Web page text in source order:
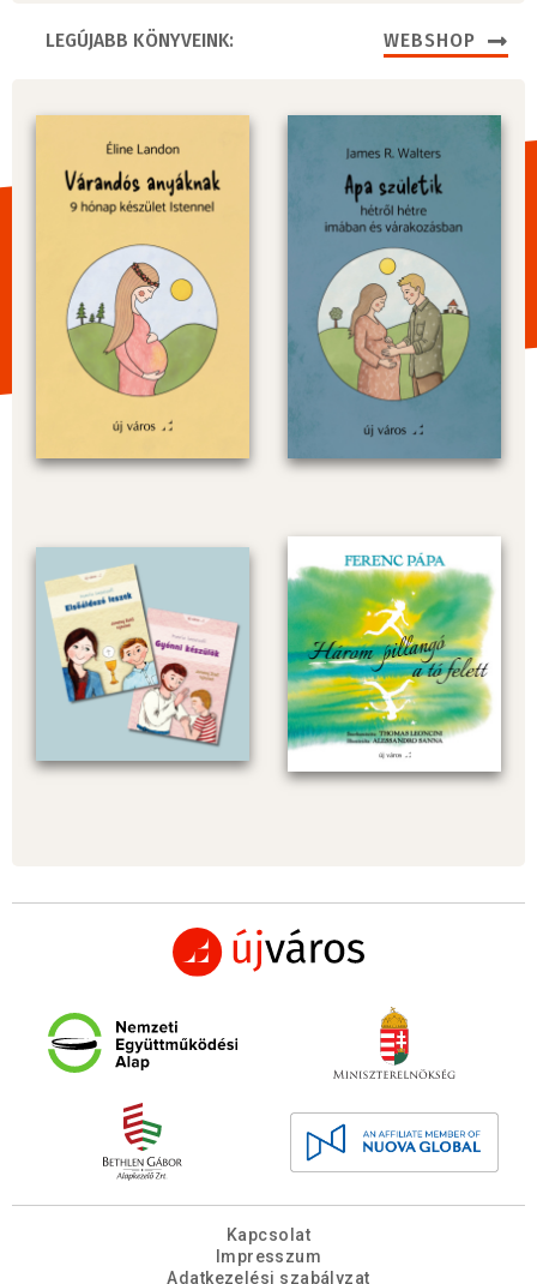
LEGÚJABB KÖNYVEINK: WEBSHOP
Kapcsolat
Impresszum
Adatkezelési szabályzat